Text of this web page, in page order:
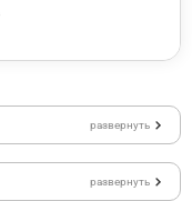
развернуть
развернуть